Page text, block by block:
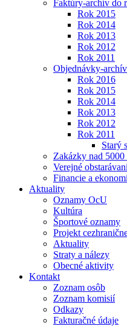
Faktúry-archív do
Rok 2015
Rok 2014
Rok 2013
Rok 2012
Rok 2011
Objednávky-
Rok 2016
Rok 2015
Rok 2014
Rok 2013
Rok 2012
Rok 2011
Starý
Zakázky nad 5000
Verejné
Financie a
Aktuality
Oznamy OcU
Kultúra
Športové oznamy
Projekt
Aktuality
Straty a nálezy
Obecné aktivity
Kontakt
Zoznam osôb
Zoznam komisií
Odkazy
Fakturačné údaje